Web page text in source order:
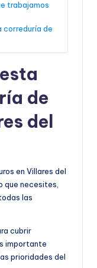
trabajamos
correduría de
de
del
en Villares del
que necesites,
las
cubrir
importante
prioridades del